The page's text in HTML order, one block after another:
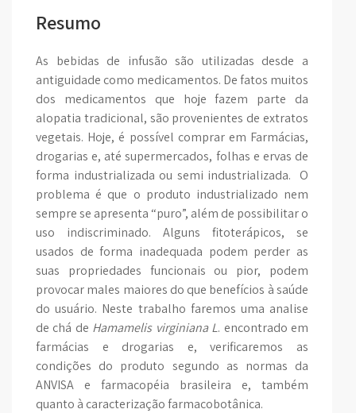
Resumo
As bebidas de infusão são utilizadas desde a
antiguidade como medicamentos. De fatos muitos
dos medicamentos que hoje fazem parte da
alopatia tradicional, são provenientes de extratos
vegetais. Hoje, é possível comprar em Farmácias,
drogarias e, até supermercados, folhas e ervas de
forma industrializada ou semi industrializada. O
problema é que o produto industrializado nem
sempre se apresenta “puro”, além de possibilitar o
uso indiscriminado. Alguns fitoterápicos, se
usados de forma inadequada podem perder as
suas propriedades funcionais ou pior, podem
provocar males maiores do que benefícios à saúde
do usuário. Neste trabalho faremos uma analise
de chá de Hamamelis virginiana L. encontrado em
farmácias e drogarias e, verificaremos as
condições do produto segundo as normas da
ANVISA e farmacopéia brasileira e, também
quanto à caracterização farmacobotânica.